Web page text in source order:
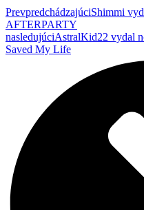
PrevpredchádzajúciShimmi
AFTERPARTY
nasledujúciAstralKid22 vydal
Saved My Life